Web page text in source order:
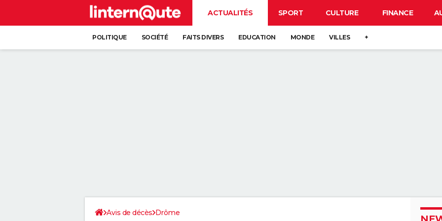
ACTUALITÉS SPORT CULTURE FINANCE
POLITIQUE SOCIÉTÉ FAITS DIVERS EDUCATION MONDE VILLES +
Avis de décès Drôme